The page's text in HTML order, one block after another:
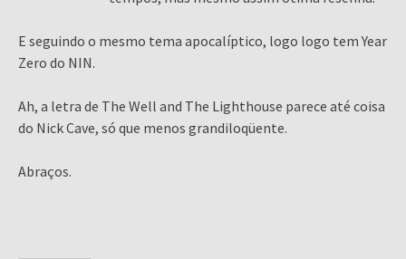
E seguindo o mesmo tema apocalíptico, logo logo tem Year
Zero do NIN.
Ah, a letra de The Well and The Lighthouse parece até coisa
do Nick Cave, só que menos grandiloqüente.
Abraços.